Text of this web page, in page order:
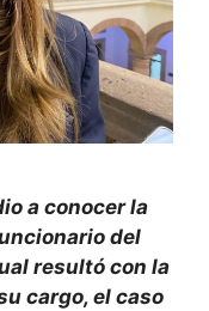
a conocer la
del
resultó con la
cargo, el caso